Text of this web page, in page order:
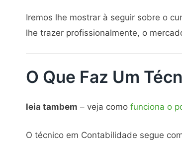
Iremos lhe mostrar à seguir sobre o
lhe trazer profissionalmente, o
O Que Faz Um
leia tambem – veja como funciona o
O técnico em Contabilidade segue